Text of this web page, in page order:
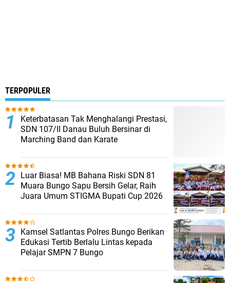
TERPOPULER
Keterbatasan Tak Menghalangi Prestasi,
SDN 107/II Danau Buluh Bersinar di
Marching Band dan Karate
Luar Biasa! MB Bahana Riski SDN 81
Muara Bungo Sapu Bersih Gelar, Raih
Juara Umum STIGMA Bupati Cup 2026
Kamsel Satlantas Polres Bungo Berikan
Edukasi Tertib Berlalu Lintas kepada
Pelajar SMPN 7 Bungo